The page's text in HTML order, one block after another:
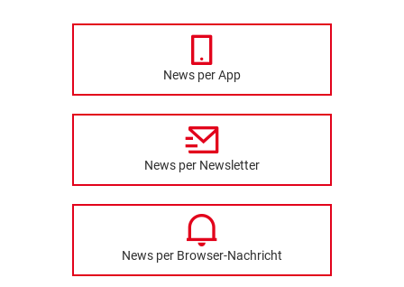
News per App
News per Newsletter
News per Browser-Nachricht